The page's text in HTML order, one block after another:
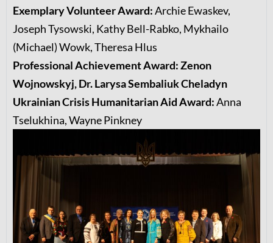
Exemplary Volunteer Award:Archie Ewaskev,
Joseph Tysowski, Kathy Bell-Rabko, Mykhailo
(Michael) Wowk,Theresa Hlus
Professional Achievement Award: Zenon
Wojnowskyj, Dr. Larysa Sembaliuk Cheladyn
Ukrainian Crisis Humanitarian Aid Award:Anna
Tselukhina,Wayne Pinkney